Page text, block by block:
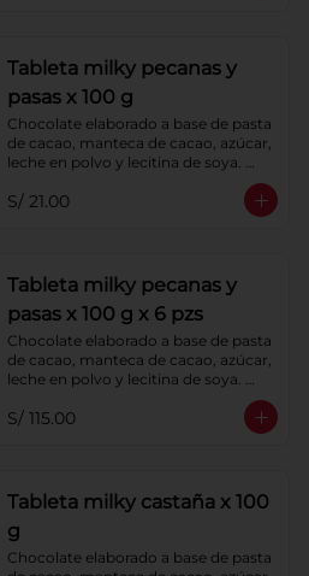
Tableta milky pecanas y
pasas x 100 g
Chocolate elaborado a base de pasta
de cacao, manteca de cacao, azúcar,
leche en polvo y lecitina de soya.
Porcentaje de Cacao: 40%
S/ 21.00
Tableta milky pecanas y
pasas x 100 g x 6 pzs
Chocolate elaborado a base de pasta
de cacao, manteca de cacao, azúcar,
leche en polvo y lecitina de soya.
Porcentaje de Cacao: 40%
S/ 115.00
Tableta milky castaña x 100
g
Chocolate elaborado a base de pasta